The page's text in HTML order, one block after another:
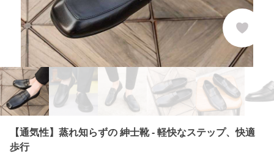
【通気性】蒸れ知らずの 紳士靴 - 軽快なステップ、快適
歩行